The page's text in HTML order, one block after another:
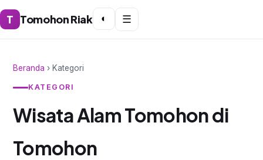
T Tomohon Riak ◐ ☰
Beranda › Kategori
KATEGORI
Wisata Alam Tomohon di
Tomohon